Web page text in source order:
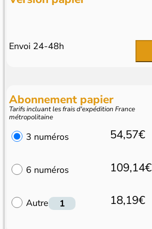
Envoi 24-48h
Abonnement papier
Tarifs incluant les frais d'expédition France
métropolitaine
3 numéros 54,57€
6 numéros 109,14€
Autre 18,19€